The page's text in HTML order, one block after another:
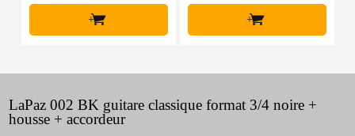
+ +
LaPaz 002 BK guitare classique format 3/4 noire +
housse + accordeur